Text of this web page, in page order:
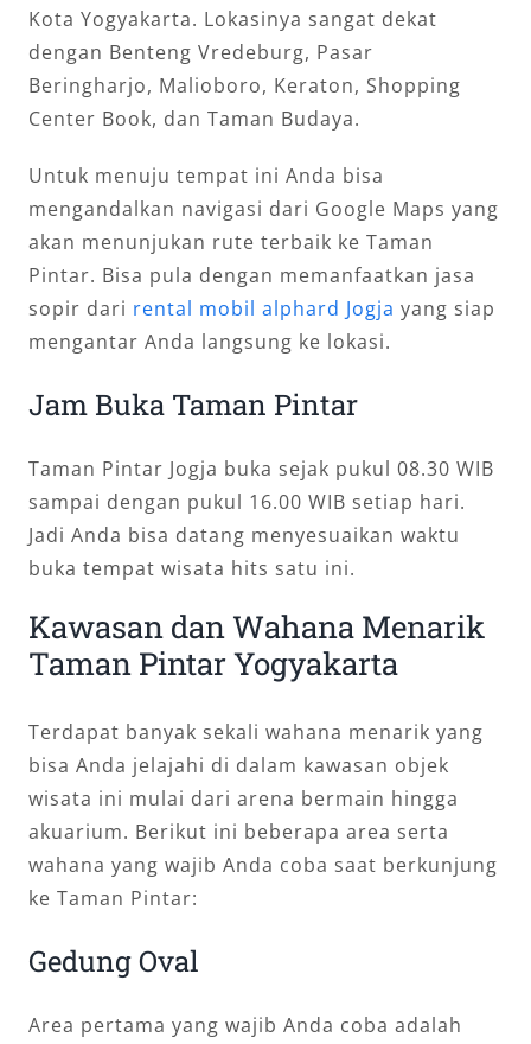
Kota Yogyakarta. Lokasinya sangat dekat
dengan Benteng Vredeburg, Pasar
Beringharjo, Malioboro, Keraton, Shopping
Center Book, dan Taman Budaya.
Untuk menuju tempat ini Anda bisa
mengandalkan navigasi dari Google Maps yang
akan menunjukan rute terbaik ke Taman
Pintar. Bisa pula dengan memanfaatkan jasa
sopir dari rental mobil alphard Jogja yang siap
mengantar Anda langsung ke lokasi.
Jam Buka Taman Pintar
Taman Pintar Jogja buka sejak pukul 08.30 WIB
sampai dengan pukul 16.00 WIB setiap hari.
Jadi Anda bisa datang menyesuaikan waktu
buka tempat wisata hits satu ini.
Kawasan dan Wahana Menarik
Taman Pintar Yogyakarta
Terdapat banyak sekali wahana menarik yang
bisa Anda jelajahi di dalam kawasan objek
wisata ini mulai dari arena bermain hingga
akuarium. Berikut ini beberapa area serta
wahana yang wajib Anda coba saat berkunjung
ke Taman Pintar:
Gedung Oval
Area pertama yang wajib Anda coba adalah